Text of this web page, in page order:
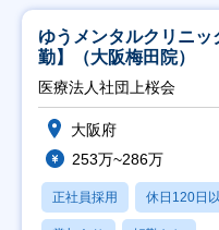
ゆうメンタルクリニ
勤】（大阪梅田院）
医療法人社団上桜会
大阪府
253万~286万
正社員採用 休日120日